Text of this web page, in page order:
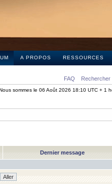
A PROPOS RESSOURCES
FAQ Rechercher
sommes le 06 Août 2026 18:10 UTC + 1
Dernier message